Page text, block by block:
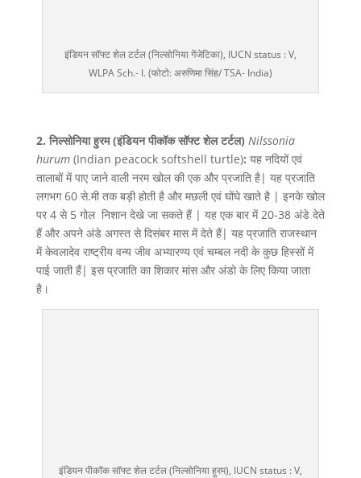
इंडियन सॉफ्ट शेल टर्टल (निल्सोनिया गेंजेटिका), IUCN status : V,
WLPA Sch.- I. (फोटो: अरुणिमा सिंह/ TSA- India)
2. निल्सोनिया हुरम (इंडियन पीकॉक सॉफ्ट शेल टर्टल) Nilssonia
hurum(Indian peacock softshell turtle): यह नदियों एवं
तालाबों में पाए जाने वाली नरम खोल की एक और प्रजाति है| यह प्रजाति
लगभग 60 से.मी तक बड़ी होती है और मछली एवं घोंघे खाते है | इनके खोल
पर 4 से 5 गोल निशान देखे जा सकते हैं | यह एक बार में 20-38 अंडे देते
हैं और अपने अंडे अगस्त से दिसंबर मास में देते हैं| यह प्रजाति राजस्थान
में केवलादेव राष्ट्रीय वन्य जीव अभ्यारण्य एवं चम्बल नदी के कुछ हिस्सों में
पाई जाती हैं| इस प्रजाति का शिकार मांस और अंडो के लिए किया जाता
है।
इंडियन पीकॉक सॉफ्ट शेल टर्टल (निल्सोनिया हुरम), IUCN status : V,